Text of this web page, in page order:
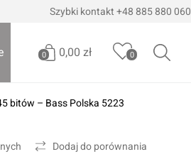
Szybki kontakt +48 885 880 060
0 0,00 zł
Brak produktów
Realizuj zamówienie
0
bitów – Bass Polska 5223
Dodaj do porównania